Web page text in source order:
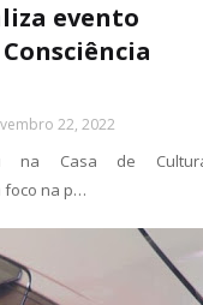
evento
22, 2022
na Casa de
foco na p…